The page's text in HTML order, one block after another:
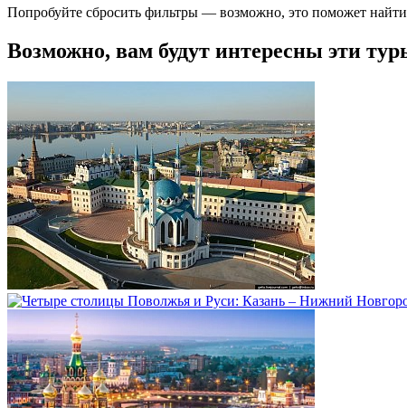
Попробуйте сбросить фильтры — возможно, это поможет
Возможно, вам будут интересны эти